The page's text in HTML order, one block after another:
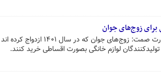
زوج‌های جوان
شاه میرزایی معاون تجارت و خدمات وزارت
لوازم خانگی بصورت اقساطی خرید کنند.